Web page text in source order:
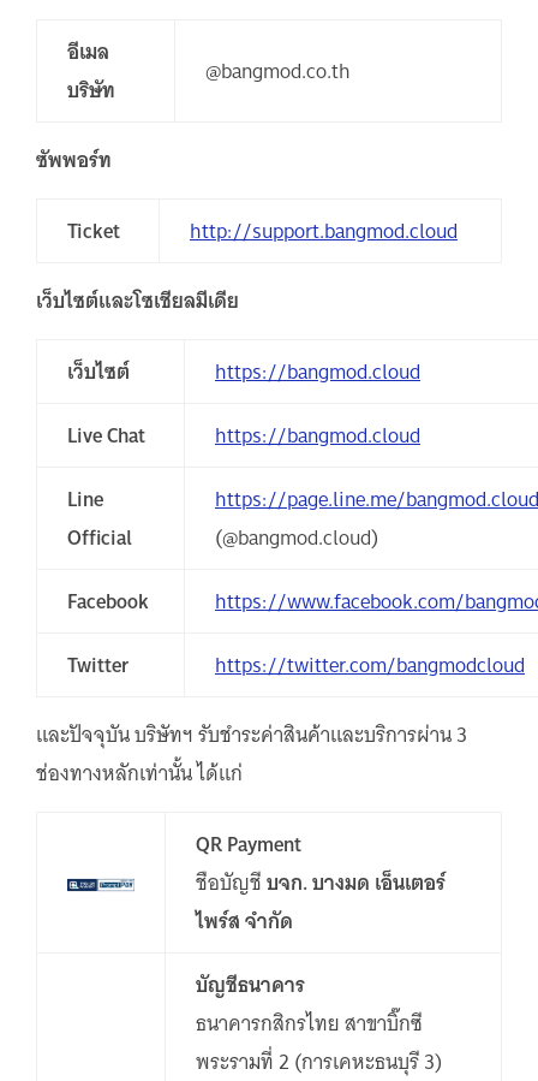
อีเมล
บริษัท
@bangmod.co.th
ซัพพอร์ท
Ticket
http://support.bangmod.cloud
เว็บไซต์และโซเชียลมีเดีย
เว็บไซต์
https://bangmod.cloud
Live Chat
https://bangmod.cloud
Line
Official
https://page.line.me/bangmod.cloud
(@bangmod.cloud)
Facebook
https://www.facebook.com/
Twitter
https://twitter.com/bangmodcloud
และปัจจุบัน บริษัทฯ รับชำระค่าสินค้าและบริการผ่าน 3
ช่องทางหลักเท่านั้น ได้แก่
QR Payment
ชือบัญชีบจก. บางมด เอ็นเตอร์
ไพร์ส จํากัด
บัญชีธนาคาร
ธนาคารกสิกรไทย สาขาบิ๊กซี
พระรามที่ 2 (การเคหะธนบุรี 3)